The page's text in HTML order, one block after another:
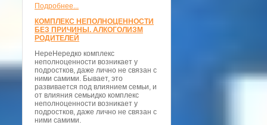
Подробнее...
КОМПЛЕКС НЕПОЛНОЦЕННОСТИ
БЕЗ ПРИЧИНЫ. АЛКОГОЛИЗМ
РОДИТЕЛЕЙ
НереНередко комплекс
неполноценности возникает у
подростков, даже лично не связан с
ними самими. Бывает, это
развивается под влиянием семьи, и
от влияния семьидко комплекс
неполноценности возникает у
подростков, даже лично не связан с
ними самими.